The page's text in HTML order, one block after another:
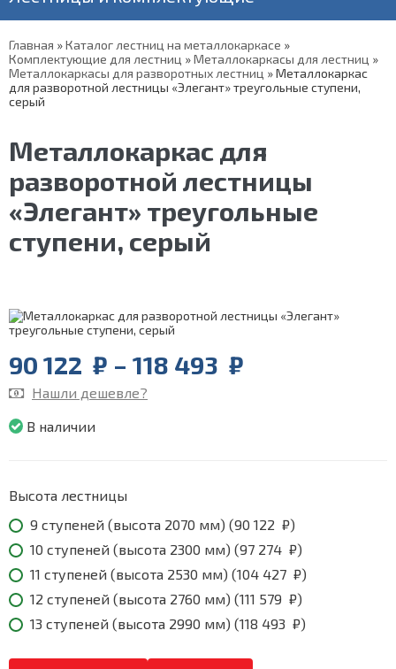
Главная »Каталог лестниц на металлокаркасе »
Комплектующие для лестниц »Металлокаркасы для лестниц »
Металлокаркасы для разворотных лестниц »Металлокаркас
для разворотной лестницы «Элегант» треугольные ступени,
серый
Металлокаркас для
разворотной лестницы
«Элегант» треугольные
ступени, серый
90 122 ₽ – 118 493 ₽
₽
Нашли дешевле?
В наличии
Высота лестницы
9 ступеней (высота 2070 мм) (90 122 ₽)
10 ступеней (высота 2300 мм) (97 274 ₽)
11 ступеней (высота 2530 мм) (104 427 ₽)
12 ступеней (высота 2760 мм) (111 579 ₽)
13 ступеней (высота 2990 мм) (118 493 ₽)